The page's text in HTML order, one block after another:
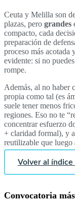
Ceuta y Melilla son
plazas, pero grandes
compacto, cada
preparación de
proceso más acotada
evidente: si no
rompe.
Además, al no haber
propia como tal (es
suele tener menos
regiones. Eso no te
concentrar esfuerzo
+ claridad formal), y
reutilizable que luego
Volver al índice
Convocatoria